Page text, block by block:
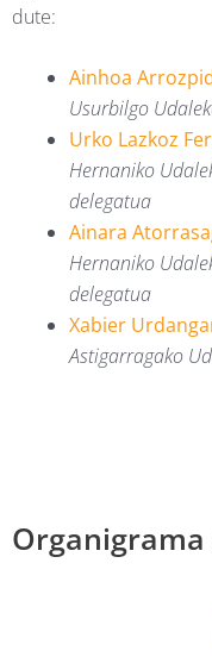
dute:
Ainhoa
Usurbilgo
Urko Lazkoz
Hernaniko
delegatua
Ainara
Hernaniko
delegatua
Xabier
Astigarragako
Organigrama